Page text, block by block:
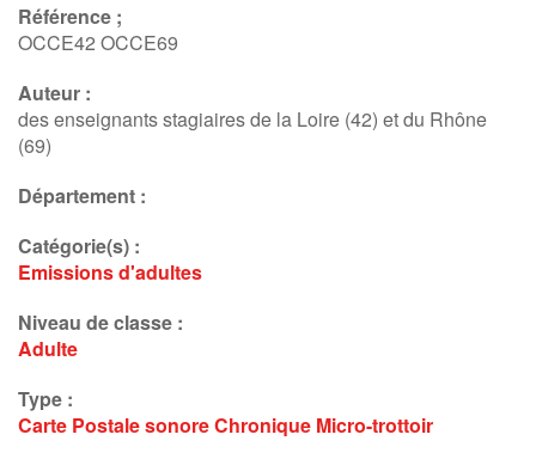
Référence ;
OCCE42 OCCE69
Auteur :
des enseignants stagiaires de la Loire (42) et du Rhône
(69)
Département :
Catégorie(s) :
Emissions d'adultes
Niveau de classe :
Adulte
Type :
Carte Postale sonoreChronique Micro-trottoir